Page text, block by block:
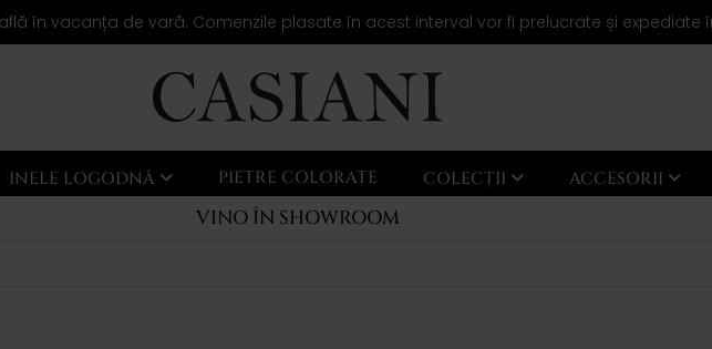
în vacanța de vară. Comenzile plasate în acest interval vor fi prelucrate și expediate
INELE LOGODNĂ PIETRE COLORATE COLECȚII ACCESORII
VINO ÎN SHOWROOM